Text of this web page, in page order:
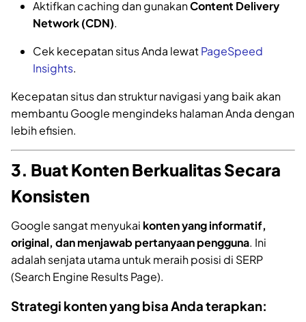
Aktifkan caching dan gunakanContent Delivery
Network (CDN).
Cek kecepatan situs Anda lewatPageSpeed
Insights.
Kecepatan situs dan struktur navigasi yang baik akan
membantu Google mengindeks halaman Anda dengan
lebih efisien.
3. Buat Konten Berkualitas Secara
Konsisten
Google sangat menyukai konten yang informatif,
original, dan menjawab pertanyaan pengguna. Ini
adalah senjata utama untuk meraih posisi di SERP
(Search Engine Results Page).
Strategi konten yang bisa Anda terapkan: